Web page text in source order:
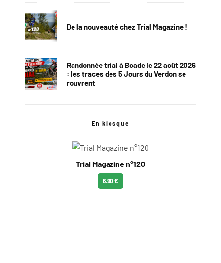
De la nouveauté chez Trial Magazine !
Randonnée trial à Boade le 22 août 2026
: les traces des 5 Jours du Verdon se
rouvrent
En kiosque
Trial Magazine n°120
6.90 €